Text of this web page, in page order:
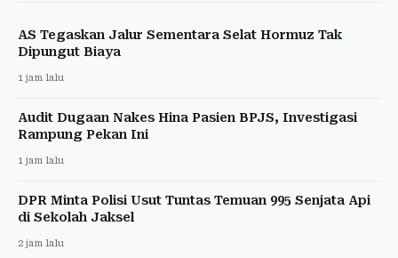
AS Tegaskan Jalur Sementara Selat Hormuz Tak
Dipungut Biaya
1 jam lalu
Audit Dugaan Nakes Hina Pasien BPJS, Investigasi
Rampung Pekan Ini
1 jam lalu
DPR Minta Polisi Usut Tuntas Temuan 995 Senjata Api
di Sekolah Jaksel
2 jam lalu